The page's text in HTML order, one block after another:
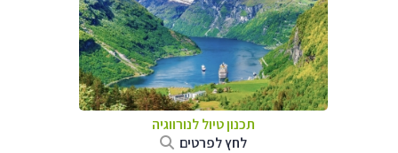
תכנון טיול לנורווגיה
לחץ לפרטים